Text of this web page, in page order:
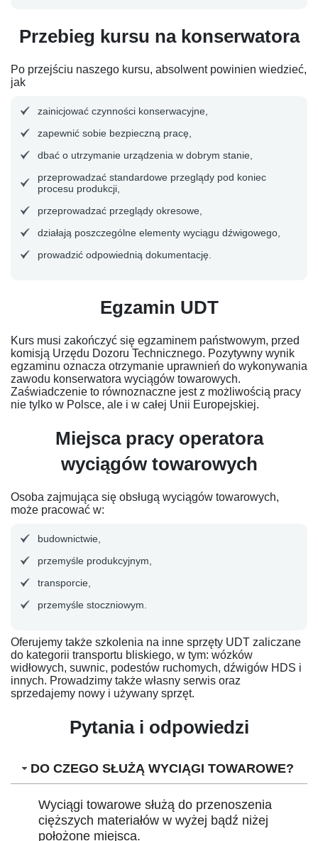
Przebieg kursu na konserwatora
Po przejściu naszego kursu, absolwent powinien wiedzieć,
jak
zainicjować czynności konserwacyjne,
zapewnić sobie bezpieczną pracę,
dbać o utrzymanie urządzenia w dobrym stanie,
przeprowadzać standardowe przeglądy pod koniec
procesu produkcji,
przeprowadzać przeglądy okresowe,
działają poszczególne elementy wyciągu dźwigowego,
prowadzić odpowiednią dokumentację.
Egzamin UDT
Kurs musi zakończyć się egzaminem państwowym, przed
komisją Urzędu Dozoru Technicznego. Pozytywny wynik
egzaminu oznacza otrzymanie uprawnień do wykonywania
zawodu konserwatora wyciągów towarowych.
Zaświadczenie to równoznaczne jest z możliwością pracy
nie tylko w Polsce, ale i w całej Unii Europejskiej.
Miejsca pracy operatora
wyciągów towarowych
Osoba zajmująca się obsługą wyciągów towarowych,
może pracować w:
budownictwie,
przemyśle produkcyjnym,
transporcie,
przemyśle stoczniowym.
Oferujemy także szkolenia na inne sprzęty UDT zaliczane
do kategorii transportu bliskiego, w tym: wózków
widłowych, suwnic, podestów ruchomych, dźwigów HDS i
innych. Prowadzimy także własny serwis oraz
sprzedajemy nowy i używany sprzęt.
Pytania i odpowiedzi
DO CZEGO SŁUŻĄ WYCIĄGI TOWAROWE?
Wyciągi towarowe służą do przenoszenia
cięższych materiałów w wyżej bądź niżej
położone miejsca.